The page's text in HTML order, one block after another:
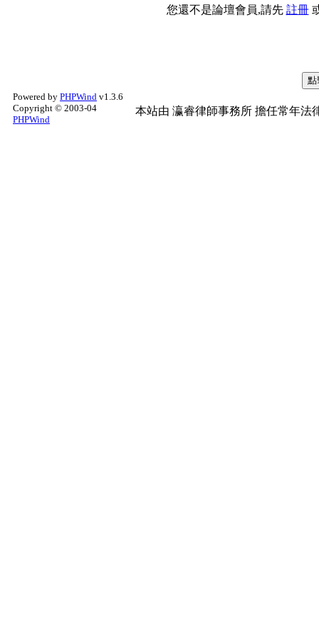
您還不是論壇會員,請先 註冊
Powered by PHPWind v1.3.6
Copyright © 2003-04
PHPWind
本站由 瀛睿律師事務所 擔任常年法